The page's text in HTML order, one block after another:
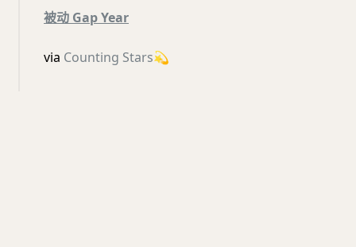
被动 Gap Year
via Counting Stars💫